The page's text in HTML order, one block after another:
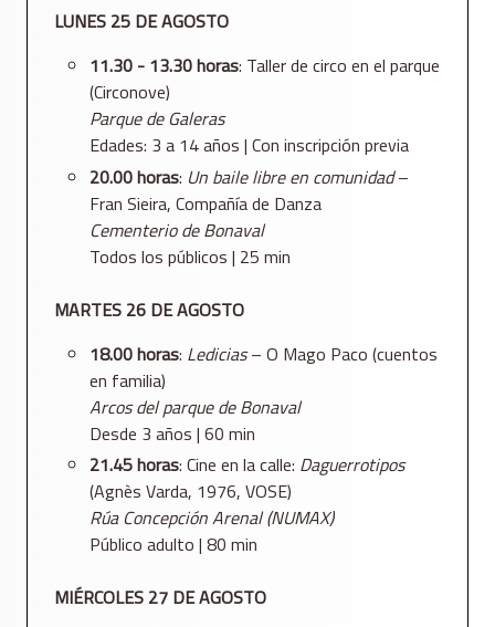
LUNES 25 DE AGOSTO
11.30 - 13.30 horas: Taller de circo en el parque
(Circonove)
Parque de Galeras
Edades: 3 a 14 años | Con inscripción previa
20.00 horas: Un baile libre en comunidad–
Fran Sieira, Compañía de Danza
Cementerio de Bonaval
Todos los públicos | 25 min
MARTES 26 DE AGOSTO
18.00 horas: Ledicias– O Mago Paco (cuentos
en familia)
Arcos del parque de Bonaval
Desde 3 años | 60 min
21.45 horas: Cine en la calle: Daguerrotipos
(Agnès Varda, 1976, VOSE)
Rúa Concepción Arenal (NUMAX)
Público adulto | 80 min
MIÉRCOLES 27 DE AGOSTO